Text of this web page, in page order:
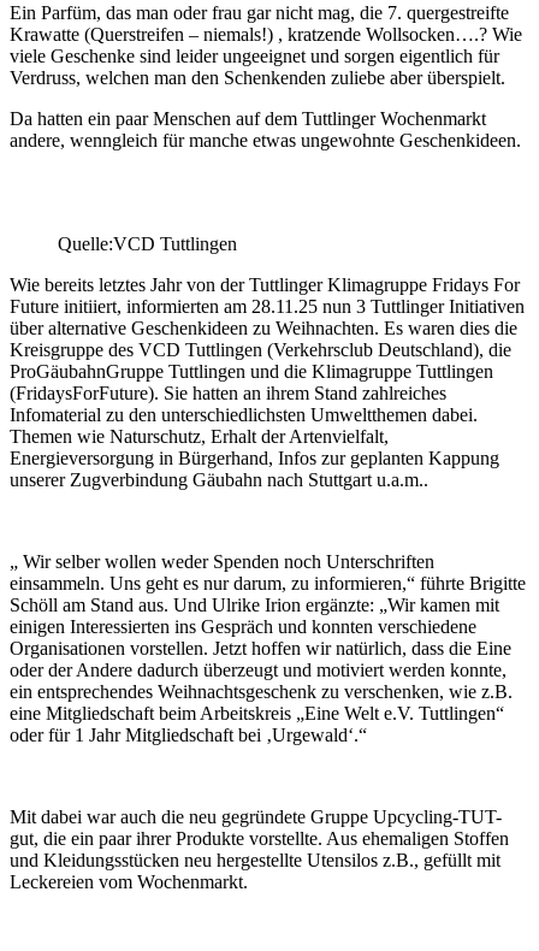
Ein Parfüm, das man oder frau gar nicht mag, die 7. quergestreifte
Krawatte (Querstreifen – niemals!) , kratzende Wollsocken….? Wie
viele Geschenke sind leider ungeeignet und sorgen eigentlich für
Verdruss, welchen man den Schenkenden zuliebe aber überspielt.
Da hatten ein paar Menschen auf dem Tuttlinger Wochenmarkt
andere, wenngleich für manche etwas ungewohnte Geschenkideen.
Quelle:VCD Tuttlingen
Wie bereits letztes Jahr von der Tuttlinger Klimagruppe Fridays For
Future initiiert, informierten am 28.11.25 nun 3 Tuttlinger Initiativen
über alternative Geschenkideen zu Weihnachten. Es waren dies die
Kreisgruppe des VCD Tuttlingen (Verkehrsclub Deutschland), die
ProGäubahnGruppe Tuttlingen und die Klimagruppe Tuttlingen
(FridaysForFuture). Sie hatten an ihrem Stand zahlreiches
Infomaterial zu den unterschiedlichsten Umweltthemen dabei.
Themen wie Naturschutz, Erhalt der Artenvielfalt,
Energieversorgung in Bürgerhand, Infos zur geplanten Kappung
unserer Zugverbindung Gäubahn nach Stuttgart u.a.m..
„ Wir selber wollen weder Spenden noch Unterschriften
einsammeln. Uns geht es nur darum, zu informieren,“ führte Brigitte
Schöll am Stand aus. Und Ulrike Irion ergänzte: „Wir kamen mit
einigen Interessierten ins Gespräch und konnten verschiedene
Organisationen vorstellen. Jetzt hoffen wir natürlich, dass die Eine
oder der Andere dadurch überzeugt und motiviert werden konnte,
ein entsprechendes Weihnachtsgeschenk zu verschenken, wie z.B.
eine Mitgliedschaft beim Arbeitskreis „Eine Welt e.V. Tuttlingen“
oder für 1 Jahr Mitgliedschaft bei ‚Urgewald‘.“
Mit dabei war auch die neu gegründete Gruppe Upcycling-TUT-
gut, die ein paar ihrer Produkte vorstellte. Aus ehemaligen Stoffen
und Kleidungsstücken neu hergestellte Utensilos z.B., gefüllt mit
Leckereien vom Wochenmarkt.